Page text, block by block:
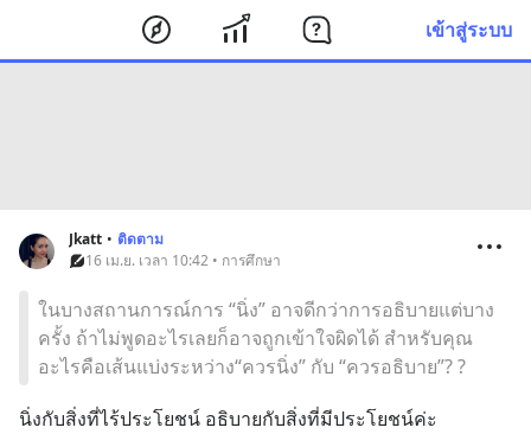
เข้าสู่ระบบ
Jkatt • ติดตาม
16 เม.ย. เวลา 10:42 • การศึกษา
ในบางสถานการณ์การ “นิ่ง” อาจดีกว่าการอธิบายแต่บาง
ครั้ง ถ้าไม่พูดอะไรเลยก็อาจถูกเข้าใจผิดได้ สำหรับคุณ
อะไรคือเส้นแบ่งระหว่าง“ควรนิ่ง” กับ “ควรอธิบาย”? ?
นิ่งกับสิ่งที่ไร้ประโยชน์ อธิบายกับสิ่งที่มีประโยชน์ค่ะ